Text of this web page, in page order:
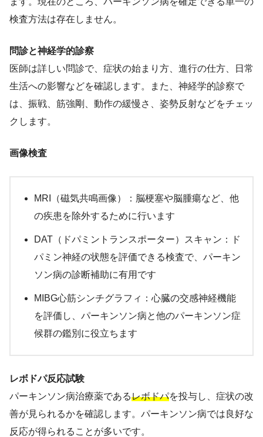
検査方法は存在しません。
問診と神経学的診察
医師は詳しい問診で、症状の始まり方、進行の仕方、日常
生活への影響などを確認します。また、神経学的診察で
は、振戦、筋強剛、動作の緩慢さ、姿勢反射などをチェッ
クします。
画像検査
MRI（磁気共鳴画像）：脳梗塞や脳腫瘍など、他
の疾患を除外するために行います
DAT（ドパミントランスポーター）スキャン：ド
パミン神経の状態を評価できる検査で、パーキン
ソン病の診断補助に有用です
MIBG心筋シンチグラフィ：心臓の交感神経機能
を評価し、パーキンソン病と他のパーキンソン症
候群の鑑別に役立ちます
レボドパ反応試験
パーキンソン病治療薬であるレボドパを投与し、症状の改
善が見られるかを確認します。パーキンソン病では良好な
反応が得られることが多いです。